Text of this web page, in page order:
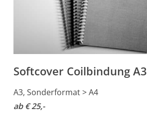
Softcover Coilbindung A3
A3, Sonderformat > A4
ab € 25,-